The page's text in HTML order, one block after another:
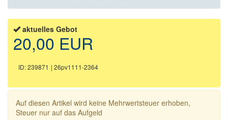
aktuelles Gebot
20,00 EUR
ID: 239871 | 26pv1111-2364
Auf diesen Artikel wird keine Mehrwertsteuer erhoben,
Steuer nur auf das Aufgeld